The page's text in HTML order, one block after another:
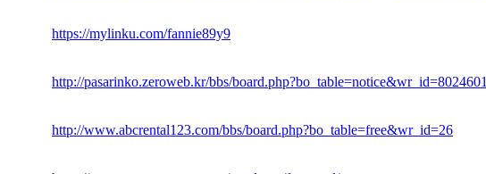
https://mylinku.com/fannie89y9
http://pasarinko.zeroweb.kr/bbs/board.php?bo_table=notice&wr_id=8024601
http://www.abcrental123.com/bbs/board.php?bo_table=free&wr_id=26